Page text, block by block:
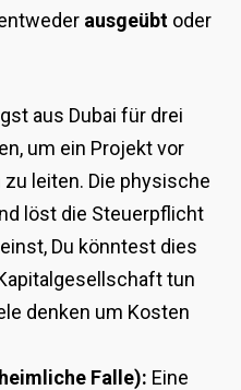
ausgeübtoder
aus Dubai für drei
um ein Projekt vor
leiten. Die physische
löst die Steuerpflicht
Du könntest dies
tun
denken um Kosten
Falle): Eine